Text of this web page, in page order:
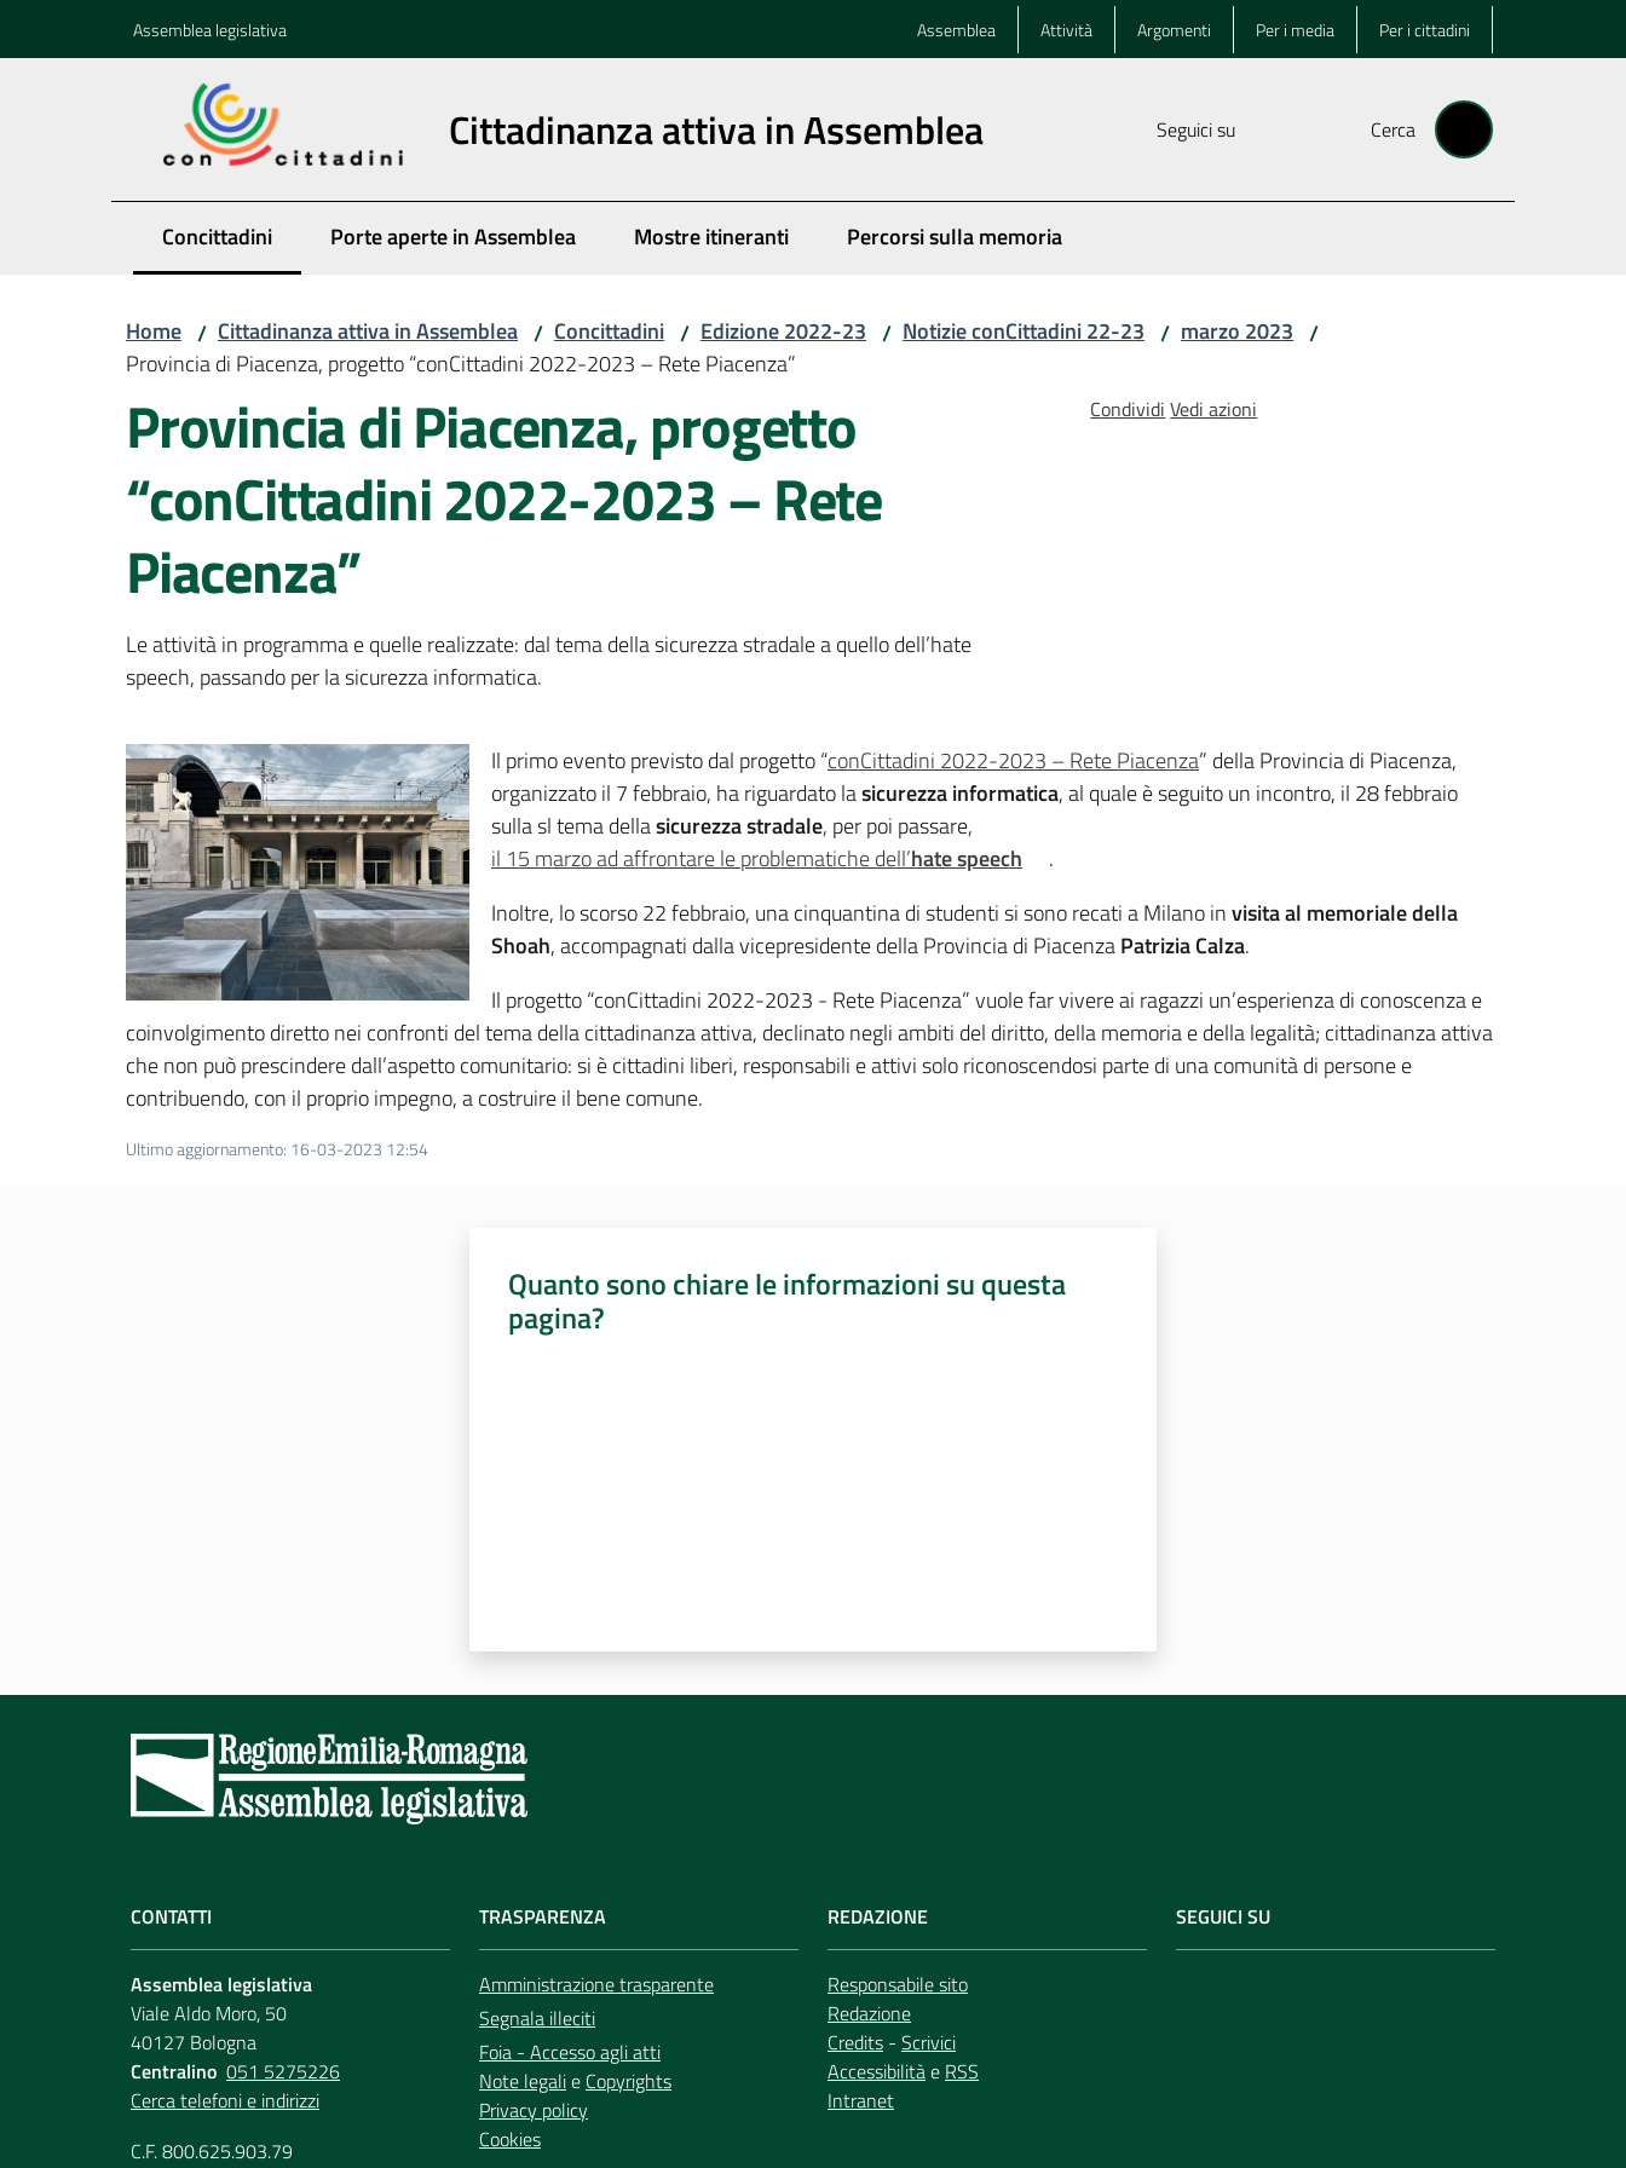
Assemblea legislativa Assemblea Attività Argomenti Per i media Per i cittadini
Cittadinanza attiva in Assemblea Seguici su Cerca
Concittadini
Menu selezionato Porte aperte in Assemblea Mostre itineranti Percorsi sulla memoria
Home / Cittadinanza attiva in Assemblea / Concittadini / Edizione 2022-23 / Notizie conCittadini 22-23 / marzo 2023 /
Provincia di Piacenza, progetto “conCittadini 2022-2023 – Rete Piacenza”
Provincia di Piacenza, progetto
“conCittadini 2022-2023 – Rete
Piacenza”
Le attività in programma e quelle realizzate: dal tema della sicurezza stradale a quello dell’hate
speech, passando per la sicurezza informatica.
Condividi Vedi azioni
Il primo evento previsto dal progetto “conCittadini 2022-2023 – Rete Piacenza” della Provincia di Piacenza,
organizzato il 7 febbraio, ha riguardato lasicurezza informatica, al quale è seguito un incontro, il 28 febbraio
sulla sl tema dellasicurezza stradale, per poi passare,
il 15 marzo ad affrontare le problematiche dell’hate speech
.
Inoltre, lo scorso 22 febbraio, una cinquantina di studenti si sono recati a Milano invisita al memoriale della
Shoah, accompagnati dalla vicepresidente della Provincia di PiacenzaPatrizia Calza.
Il progetto “conCittadini 2022-2023 - Rete Piacenza” vuole far vivere ai ragazzi un’esperienza di conoscenza e
coinvolgimento diretto nei confronti del tema della cittadinanza attiva, declinato negli ambiti del diritto, della memoria e della legalità; cittadinanza attiva
che non può prescindere dall’aspetto comunitario: si è cittadini liberi, responsabili e attivi solo riconoscendosi parte di una comunità di persone e
contribuendo, con il proprio impegno, a costruire il bene comune.
Ultimo aggiornamento: 16-03-2023 12:54
Quanto sono chiare le informazioni su questa
pagina?
CONTATTI
Assemblea legislativa
Viale Aldo Moro, 50
40127 Bologna
Centralino 051 5275226
Cerca telefoni e indirizzi
C.F. 800.625.903.79
TRASPARENZA
Amministrazione trasparente
Segnala illeciti
Foia - Accesso agli atti
Note legalie Copyrights
Privacy policy
Cookies
REDAZIONE
Responsabile sito
Redazione
Credits - Scrivici
Accessibilitàe RSS
Intranet
SEGUICI SU